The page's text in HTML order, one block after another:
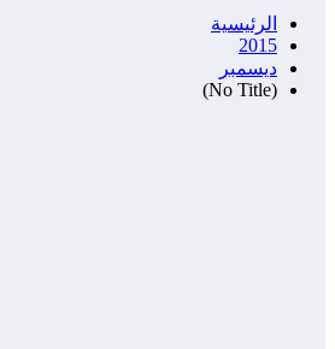
الرئيسية
2015
ديسمبر
(No Title)